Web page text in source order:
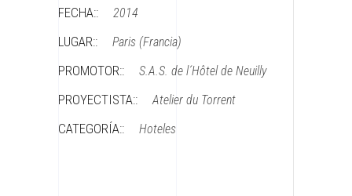
FECHA:: 2014
LUGAR:: Paris (Francia)
PROMOTOR:: S.A.S. de l´Hôtel de Neuilly
PROYECTISTA:: Atelier du Torrent
CATEGORÍA:: Hoteles